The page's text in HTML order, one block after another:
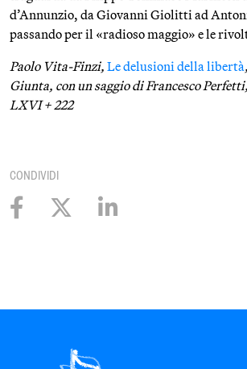
d’Annunzio, da Giovanni Giolitti ad
passando per il «radioso maggio» e le
Paolo Vita-Finzi, Le delusioni della libertà
Giunta, con un saggio di Francesco
LXVI + 222
CONDIVIDI